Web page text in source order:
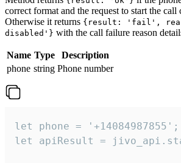
correct format and the request to start the call
Otherwise it returns {result: 'fail',
disabled'} with the call failure reason
Name Type
Description
phone string Phone number
let phone = '+14084987855';
let apiResult =